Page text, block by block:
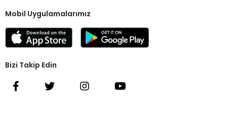
Mobil Uygulamalarımız
Bizi Takip Edin